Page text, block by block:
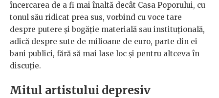
încercarea de a fi mai înaltă decât Casa Poporului, cu
tonul său ridicat prea sus, vorbind cu voce tare
despre putere și bogăție materială sau instituțională,
adică despre sute de milioane de euro, parte din ei
bani publici, fără să mai lase loc și pentru altceva în
discuție.
Mitul artistului depresiv